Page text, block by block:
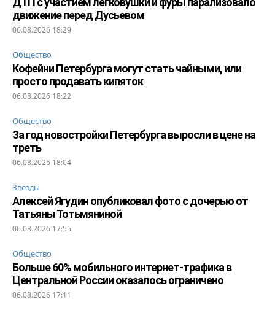
движение перед Дусьевом
06.08.2026 18:29
Общество
Кофейни Петербурга могут стать чайными, или
просто продавать кипяток
06.08.2026 18:22
Общество
За год новостройки Петербурга выросли в цене на
треть
06.08.2026 18:04
Звезды
Алексей Ягудин опубликовал фото с дочерью от
Татьяны Тотьмяниной
06.08.2026 17:55
Общество
Больше 60% мобильного интернет-трафика в
Центральной России оказалось ограничено
06.08.2026 17:11